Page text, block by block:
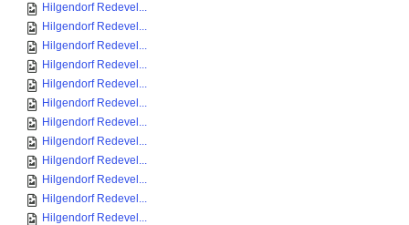
Hilgendorf Redevel...
Hilgendorf Redevel...
Hilgendorf Redevel...
Hilgendorf Redevel...
Hilgendorf Redevel...
Hilgendorf Redevel...
Hilgendorf Redevel...
Hilgendorf Redevel...
Hilgendorf Redevel...
Hilgendorf Redevel...
Hilgendorf Redevel...
Hilgendorf Redevel...